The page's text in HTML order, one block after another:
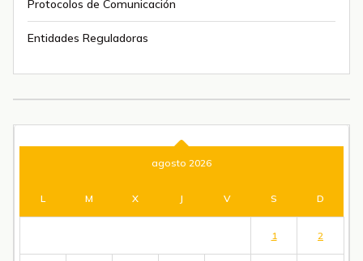
Protocolos de Comunicación
Entidades Reguladoras
agosto 2026
L M X J V S D
1 2